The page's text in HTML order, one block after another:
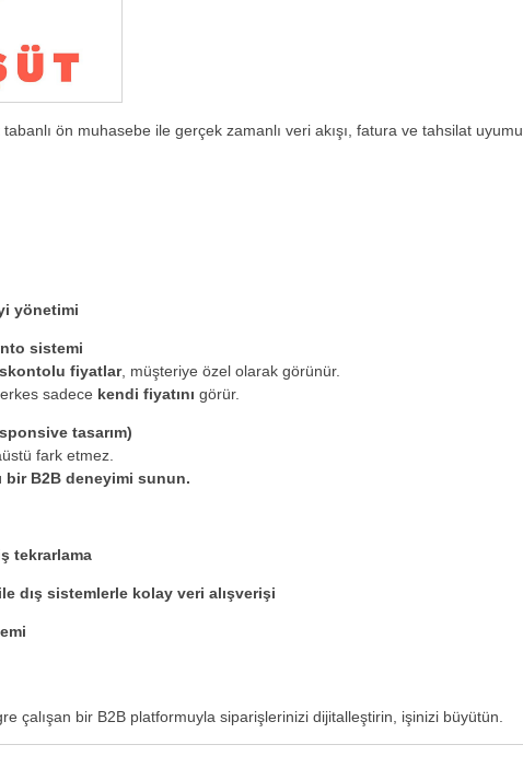
tabanlı ön muhasebe ile gerçek zamanlı veri akışı, fatura ve tahsilat uyumu.
yönetimi
sistemi
fiyatlar, müşteriye özel olarak görünür.
sadece kendi fiyatını görür.
tasarım)
fark etmez.
bir B2B deneyimi sunun.
tekrarlama
dış sistemlerle kolay veri alışverişi
çalışan bir B2B platformuyla siparişlerinizi dijitalleştirin, işinizi büyütün.